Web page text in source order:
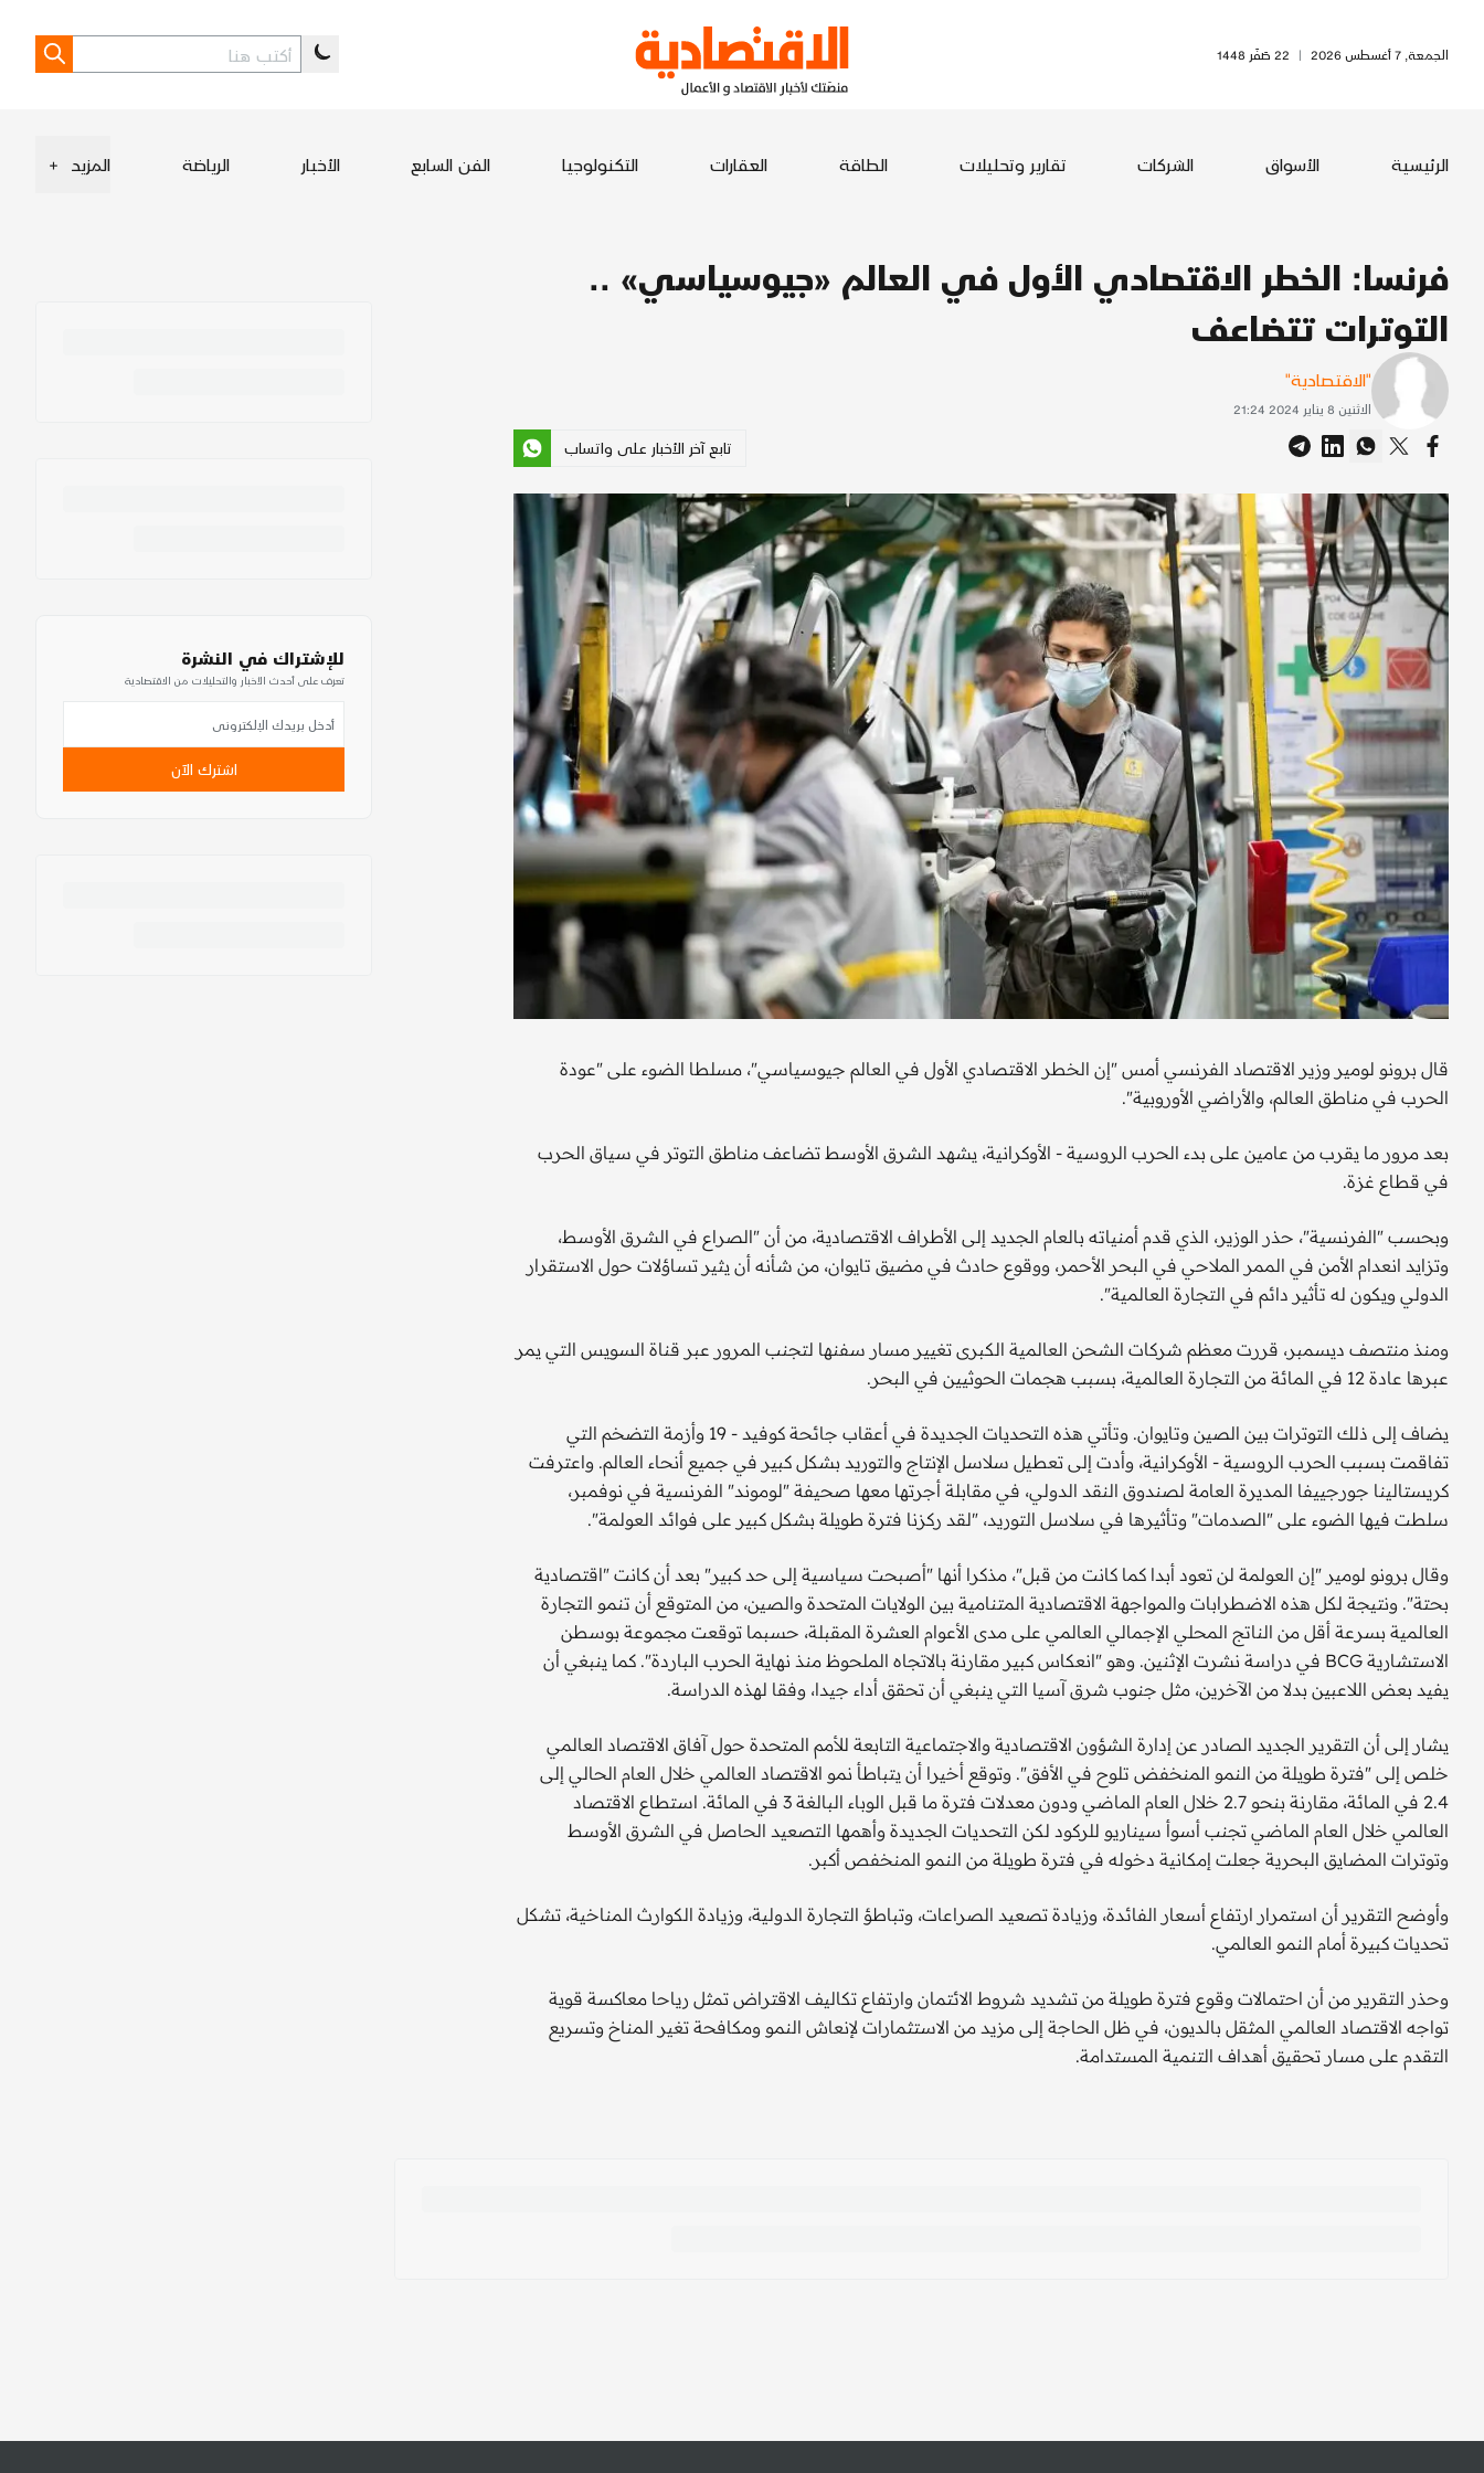
الجمعة, 7 أغسطس 2026 | 22 صَفَر 1448
الرئيسية الأسواق الشركات تقارير وتحليلات الطاقة العقارات التكنولوجيا الفن السابع الأخبار الرياضة المزيد +
فرنسا: الخطر الاقتصادي الأول في العالم «جيوسياسي» ..
التوترات تتضاعف
"الاقتصادية"
الاثنين 8 يناير 2024 21:24
تابع آخر الأخبار على واتساب
قال برونو لومير وزير الاقتصاد الفرنسي أمس "إن الخطر الاقتصادي الأول في العالم جيوسياسي"، مسلطا الضوء على "عودة
الحرب في مناطق العالم، والأراضي الأوروبية".
بعد مرور ما يقرب من عامين على بدء الحرب الروسية - الأوكرانية، يشهد الشرق الأوسط تضاعف مناطق التوتر في سياق الحرب
في قطاع غزة.
وبحسب "الفرنسية"، حذر الوزير، الذي قدم أمنياته بالعام الجديد إلى الأطراف الاقتصادية، من أن "الصراع في الشرق الأوسط،
وتزايد انعدام الأمن في الممر الملاحي في البحر الأحمر، ووقوع حادث في مضيق تايوان، من شأنه أن يثير تساؤلات حول الاستقرار
الدولي ويكون له تأثير دائم في التجارة العالمية".
ومنذ منتصف ديسمبر، قررت معظم شركات الشحن العالمية الكبرى تغيير مسار سفنها لتجنب المرور عبر قناة السويس التي يمر
عبرها عادة 12 في المائة من التجارة العالمية، بسبب هجمات الحوثيين في البحر.
يضاف إلى ذلك التوترات بين الصين وتايوان. وتأتي هذه التحديات الجديدة في أعقاب جائحة كوفيد - 19 وأزمة التضخم التي
تفاقمت بسبب الحرب الروسية - الأوكرانية، وأدت إلى تعطيل سلاسل الإنتاج والتوريد بشكل كبير في جميع أنحاء العالم. واعترفت
كريستالينا جورجييفا المديرة العامة لصندوق النقد الدولي، في مقابلة أجرتها معها صحيفة "لوموند" الفرنسية في نوفمبر،
سلطت فيها الضوء على "الصدمات" وتأثيرها في سلاسل التوريد، "لقد ركزنا فترة طويلة بشكل كبير على فوائد العولمة".
وقال برونو لومير "إن العولمة لن تعود أبدا كما كانت من قبل"، مذكرا أنها "أصبحت سياسية إلى حد كبير" بعد أن كانت "اقتصادية
بحتة". ونتيجة لكل هذه الاضطرابات والمواجهة الاقتصادية المتنامية بين الولايات المتحدة والصين، من المتوقع أن تنمو التجارة
العالمية بسرعة أقل من الناتج المحلي الإجمالي العالمي على مدى الأعوام العشرة المقبلة، حسبما توقعت مجموعة بوسطن
الاستشارية BCG في دراسة نشرت الإثنين. وهو "انعكاس كبير مقارنة بالاتجاه الملحوظ منذ نهاية الحرب الباردة". كما ينبغي أن
يفيد بعض اللاعبين بدلا من الآخرين، مثل جنوب شرق آسيا التي ينبغي أن تحقق أداء جيدا، وفقا لهذه الدراسة.
يشار إلى أن التقرير الجديد الصادر عن إدارة الشؤون الاقتصادية والاجتماعية التابعة للأمم المتحدة حول آفاق الاقتصاد العالمي
خلص إلى "فترة طويلة من النمو المنخفض تلوح في الأفق". وتوقع أخيرا أن يتباطأ نمو الاقتصاد العالمي خلال العام الحالي إلى
2.4 في المائة، مقارنة بنحو 2.7 خلال العام الماضي ودون معدلات فترة ما قبل الوباء البالغة 3 في المائة. استطاع الاقتصاد
العالمي خلال العام الماضي تجنب أسوأ سيناريو للركود لكن التحديات الجديدة وأهمها التصعيد الحاصل في الشرق الأوسط
وتوترات المضايق البحرية جعلت إمكانية دخوله في فترة طويلة من النمو المنخفص أكبر.
وأوضح التقرير أن استمرار ارتفاع أسعار الفائدة، وزيادة تصعيد الصراعات، وتباطؤ التجارة الدولية، وزيادة الكوارث المناخية، تشكل
تحديات كبيرة أمام النمو العالمي.
وحذر التقرير من أن احتمالات وقوع فترة طويلة من تشديد شروط الائتمان وارتفاع تكاليف الاقتراض تمثل رياحا معاكسة قوية
تواجه الاقتصاد العالمي المثقل بالديون، في ظل الحاجة إلى مزيد من الاستثمارات لإنعاش النمو ومكافحة تغير المناخ وتسريع
التقدم على مسار تحقيق أهـداف التنمية المستدامة.
للإشتراك في النشرة
تعرف على أحدث الأخبار والتحليلات من الاقتصادية
اشترك الآن